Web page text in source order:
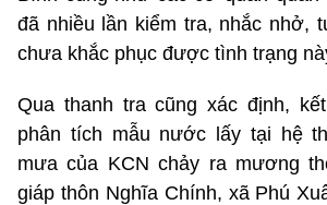
đã nhiều lần kiểm tra, nhắc nhở,
chưa khắc phục được tình trạng
Qua thanh tra cũng xác định,
phân tích mẫu nước lấy tại hệ
mưa của KCN chảy ra mương
giáp thôn Nghĩa Chính, xã Phú